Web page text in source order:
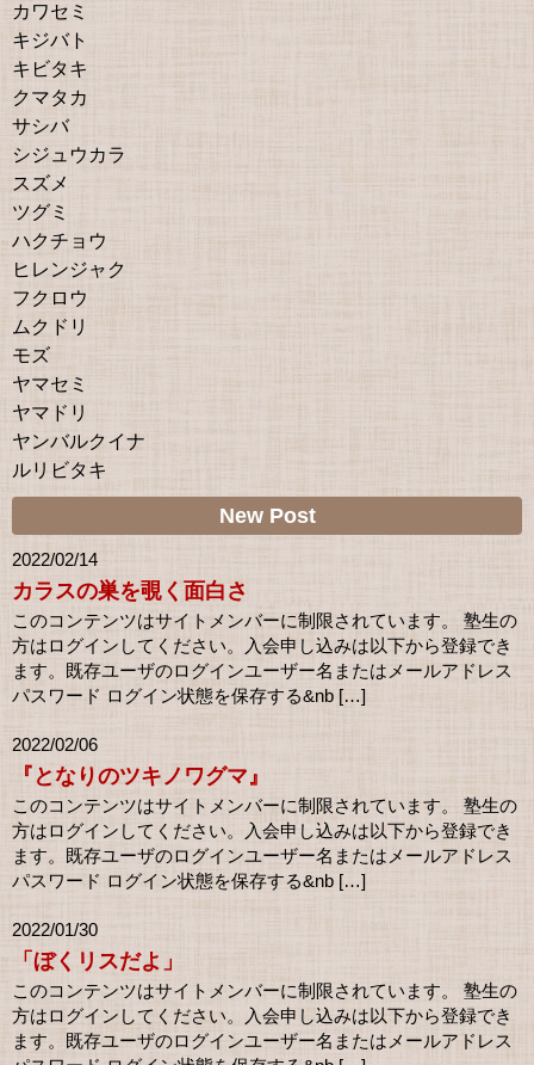
カワセミ
キジバト
キビタキ
クマタカ
サシバ
シジュウカラ
スズメ
ツグミ
ハクチョウ
ヒレンジャク
フクロウ
ムクドリ
モズ
ヤマセミ
ヤマドリ
ヤンバルクイナ
ルリビタキ
New Post
2022/02/14
カラスの巣を覗く面白さ
このコンテンツはサイトメンバーに制限されています。 塾生の
方はログインしてください。入会申し込みは以下から登録でき
ます。既存ユーザのログインユーザー名またはメールアドレス
パスワード ログイン状態を保存する&nb […]
2022/02/06
『となりのツキノワグマ』
このコンテンツはサイトメンバーに制限されています。 塾生の
方はログインしてください。入会申し込みは以下から登録でき
ます。既存ユーザのログインユーザー名またはメールアドレス
パスワード ログイン状態を保存する&nb […]
2022/01/30
「ぼくリスだよ」
このコンテンツはサイトメンバーに制限されています。 塾生の
方はログインしてください。入会申し込みは以下から登録でき
ます。既存ユーザのログインユーザー名またはメールアドレス